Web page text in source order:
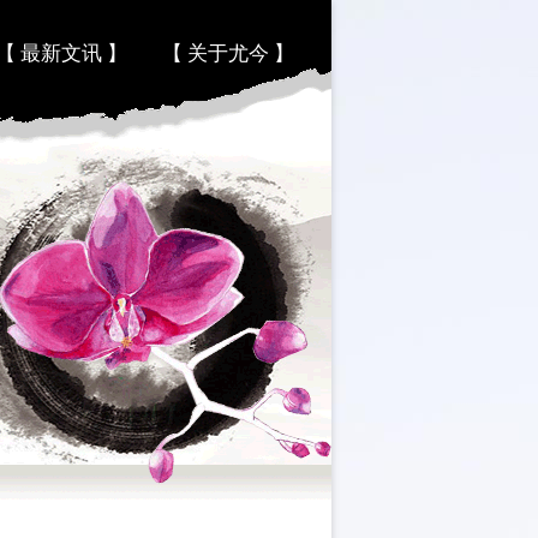
最新文讯 】 【 关于尤今 】